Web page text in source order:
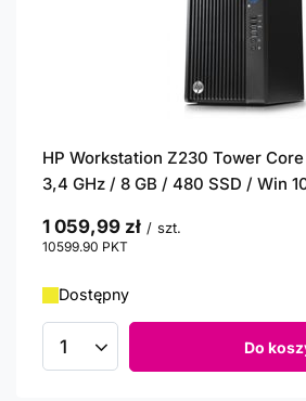
HP Workstation Z230 Tower
3,4 GHz / 8 GB / 480 SSD / Win
1 059,99 zł / szt.
10599.90 PKT
Dostępny
Ilość produktów Do